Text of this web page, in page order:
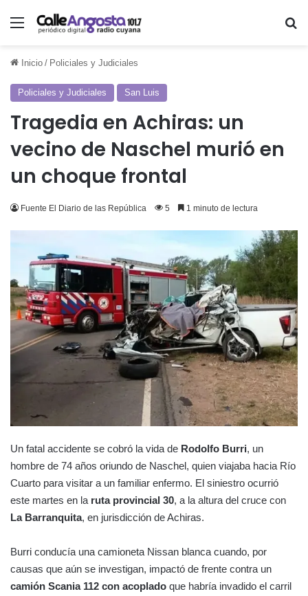
Menú
Inicio / Policiales y Judiciales
Policiales y Judiciales San Luis
Tragedia en Achiras: un
vecino de Naschel murió en
un choque frontal
Fuente El Diario de las República 5 1 minuto de lectura
Un fatal accidente se cobró la vida de Rodolfo Burri, un
hombre de 74 años oriundo de Naschel, quien viajaba hacia Río
Cuarto para visitar a un familiar enfermo. El siniestro ocurrió
este martes en la ruta provincial 30, a la altura del cruce con
La Barranquita, en jurisdicción de Achiras.
Burri conducía una camioneta Nissan blanca cuando, por
causas que aún se investigan, impactó de frente contra un
camión Scania 112 con acoplado que habría invadido el carril